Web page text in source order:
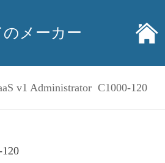
メーカー
v1 Administrator C1000-120
120